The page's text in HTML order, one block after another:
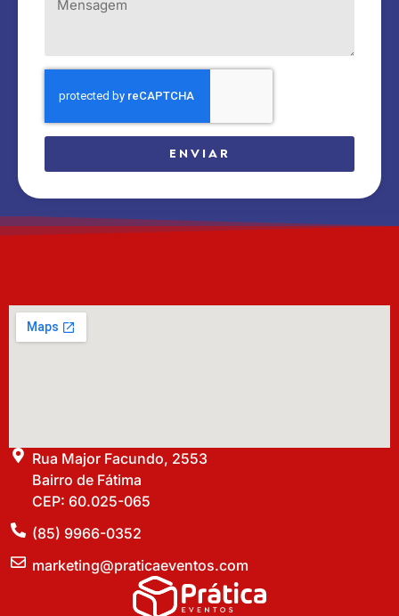
ENVIAR
Rua Major Facundo, 2553
Bairro de Fátima
CEP: 60.025-065
(85) 9966-0352
marketing@praticaeventos.com